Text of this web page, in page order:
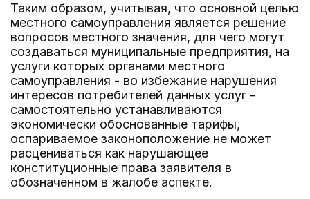
Таким образом, учитывая, что основной целью
местного самоуправления является решение
вопросов местного значения, для чего могут
создаваться муниципальные предприятия, на
услуги которых органами местного
самоуправления - во избежание нарушения
интересов потребителей данных услуг -
самостоятельно устанавливаются
экономически обоснованные тарифы,
оспариваемое законоположение не может
расцениваться как нарушающее
конституционные права заявителя в
обозначенном в жалобе аспекте.